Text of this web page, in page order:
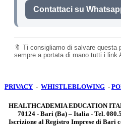
Contattaci su
🔖 Ti consigliamo di salvare questa
sempre a portata di mano tutti i link
PRIVACY - WHISTLEBLOWING -
HEALTHCADEMIA EDUCATION
70124 - Bari (Ba) – Italia - Tel.
Iscrizione al Registro Imprese di Bari